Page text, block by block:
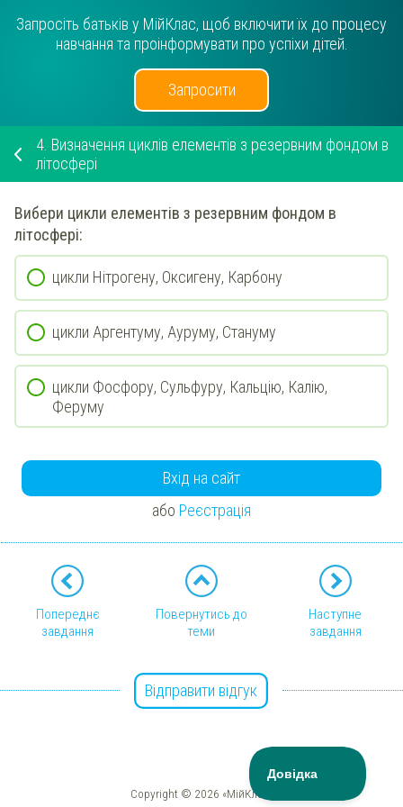
Запросіть батьків у МійКлас, щоб включити їх до процесу
навчання та проінформувати про успіхи дітей.
Запросити
4. Визначення циклів елементів з резервним фондом в
літосфері
Вибери цикли елементів з резервним фондом в
літосфері:
цикли Нітрогену, Оксигену, Карбону
цикли Аргентуму, Ауруму, Стануму
цикли Фосфору, Сульфуру, Кальцію, Калію,
Феруму
Вхід на сайт
або Реєстрація
Попереднє
завдання
Повернутись до
теми
Наступне
завдання
Відправити відгук
Copyright © 2026 «МійКлас»